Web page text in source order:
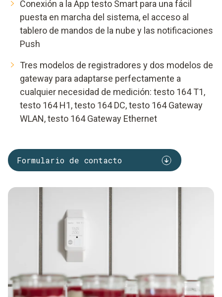
Conexión a la App testo Smart para una fácil
puesta en marcha del sistema, el acceso al
tablero de mandos de la nube y las notificaciones
Push
Tres modelos de registradores y dos modelos de
gateway para adaptarse perfectamente a
cualquier necesidad de medición: testo 164 T1,
testo 164 H1, testo 164 DC, testo 164 Gateway
WLAN, testo 164 Gateway Ethernet
Formulario de contacto